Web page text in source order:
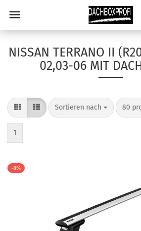
NISSAN TERRANO II
02,03-06 MIT
Sortieren nach 80
1
-8%